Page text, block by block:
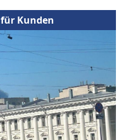
für Kunden